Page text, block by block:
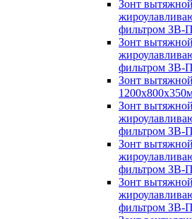
Зонт
фильтром ЗВ-
Зонт
фильтром ЗВ-
Зонт
Зонт
фильтром ЗВ-
Зонт
фильтром ЗВ-
Зонт
фильтром ЗВ-